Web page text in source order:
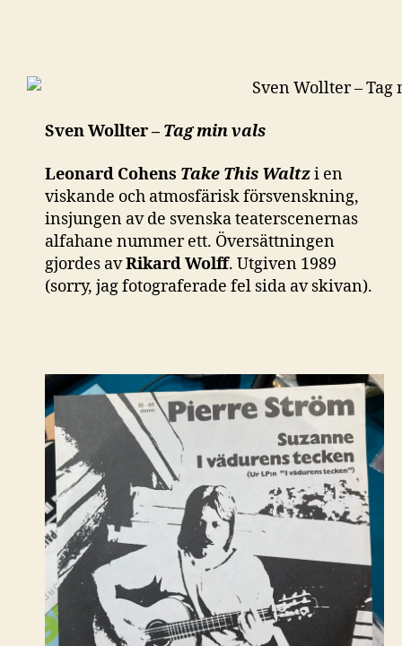
Sven Wollter – Tag min vals
Leonard Cohens Take This Waltzi en
viskande och atmosfärisk försvenskning,
insjungen av de svenska teaterscenernas
alfahane nummer ett. Översättningen
gjordes avRikard Wolff. Utgiven 1989
(sorry, jag fotograferade fel sida av skivan).